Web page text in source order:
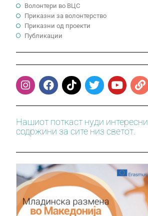
Волонтери во ВЦС
Приказни за волонтерство
Приказни од проекти
Публикации
Нашиот поткаст нуди интересни
содржини за сите низ светот.